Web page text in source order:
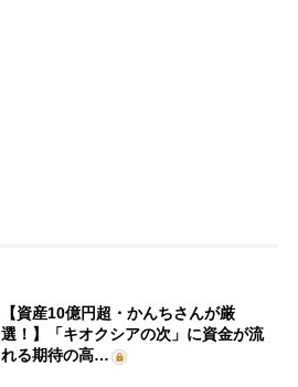
【資産10億円超・かんちさんが厳
選！】「キオクシアの次」に資金が流
れる期待の高…